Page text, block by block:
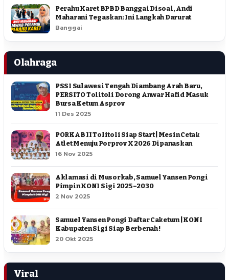
Perahu Karet BPBD Banggai Disoal, Andi
Maharani Tegaskan: Ini Langkah Darurat
Banggai
Olahraga
PSSI Sulawesi Tengah Diambang Arah Baru,
PERSITO Tolitoli Dorong Anwar Hafid Masuk
Bursa Ketum Asprov
11 Des 2025
PORKAB II Tolitoli Siap Start | Mesin Cetak
Atlet Menuju Porprov X 2026 Dipanaskan
16 Nov 2025
Aklamasi di Musorkab, Samuel Yansen Pongi
Pimpin KONI Sigi 2025–2030
2 Nov 2025
Samuel Yansen Pongi Daftar Caketum | KONI
Kabupaten Sigi Siap Berbenah !
20 Okt 2025
Viral